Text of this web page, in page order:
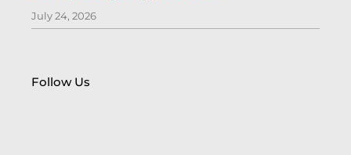
July 24, 2026
Follow Us